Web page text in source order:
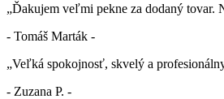
„Ďakujem veľmi pekne za dodaný tovar.
- Tomáš Marták -
„Veľká spokojnosť, skvelý a
- Zuzana P. -